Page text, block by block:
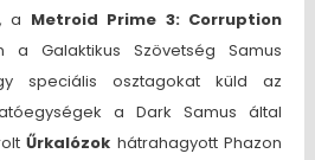
a Metroid Prime 3: Corruption
a Galaktikus Szövetség Samus
speciális osztagokat küld az
a Dark Samus által
Űrkalózok hátrahagyott Phazon